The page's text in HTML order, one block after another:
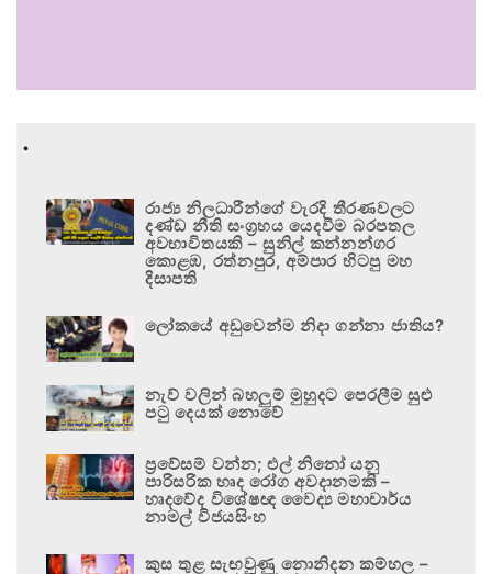
.
රාජ්‍ය නිලධාරීන්ගේ වැරදි තීරණවලට
දණ්ඩ නීති සංග්‍රහය යෙදවීම බරපතල
අවභාවිතයකි – සුනිල් කන්නන්ගර
කොළඹ, රත්නපුර, අම්පාර හිටපු මහ
දිසාපති
ලෝකයේ අඩුවෙන්ම නිදා ගන්නා ජාතිය?
නැව් වලින් බහලුම් මුහුදට පෙරලීම සුළු
පටු දෙයක් නොවේ
ප්‍රවේසම් වන්න; එල් නිනෝ යනු
පාරිසරික හෘද රෝග අවදානමකි –
හෘදවේද විශේෂඥ වෛද්‍ය මහාචාර්ය
නාමල් විජයසිංහ
කුස තුළ සැඟවුණු නොනිදන කම්හල –